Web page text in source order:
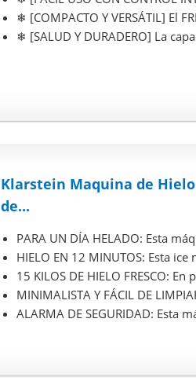
❄ [COMPACTO Y VERSÁTIL] El
❄ [SALUD Y DURADERO] La
Klarstein Maquina de
de...
PARA UN DÍA HELADO: Esta
HIELO EN 12 MINUTOS: Esta
15 KILOS DE HIELO FRESCO:
MINIMALISTA Y FÁCIL DE
ALARMA DE SEGURIDAD: Esta